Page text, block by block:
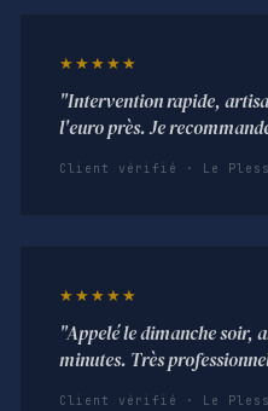
★★★★★
"Intervention rapide,
l'euro près. Je
Client vérifié · Le
★★★★★
"Appelé le dimanche soir,
minutes. Très
Client vérifié · Le